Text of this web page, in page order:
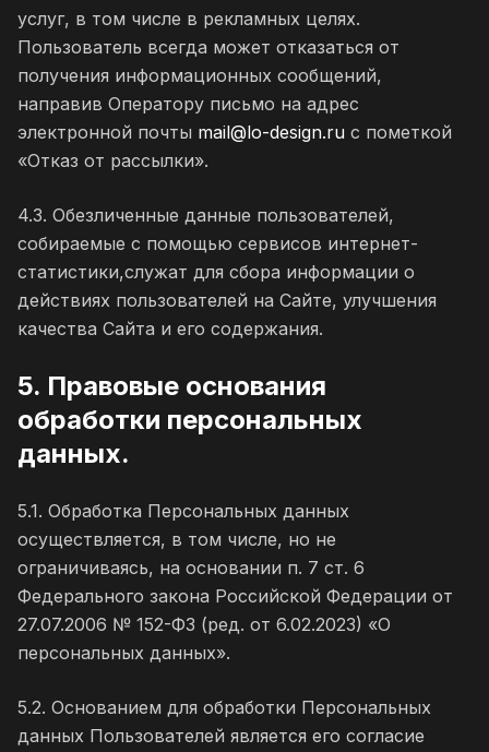
услуг, в том числе в рекламных целях.
Пользователь всегда может отказаться от
получения информационных сообщений,
направив Оператору письмо на адрес
электронной почты mail@lo-design.ru с пометкой
«Отказ от рассылки».
4.3. Обезличенные данные пользователей,
собираемые с помощью сервисов интернет-
статистики,служат для сбора информации о
действиях пользователей на Сайте, улучшения
качества Сайта и его содержания.
5. Правовые основания
обработки персональных
данных.
5.1. Обработка Персональных данных
осуществляется, в том числе, но не
ограничиваясь, на основании п. 7 ст. 6
Федерального закона Российской Федерации от
27.07.2006 № 152-ФЗ (ред. от 6.02.2023) «О
персональных данных».
5.2. Основанием для обработки Персональных
данных Пользователей является его согласие